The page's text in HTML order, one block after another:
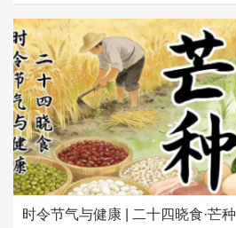
时令节气与健康 | 二十四晓食·芒种